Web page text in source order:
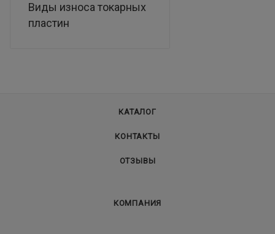
Виды износа токарных
пластин
КАТАЛОГ
КОНТАКТЫ
ОТЗЫВЫ
КОМПАНИЯ